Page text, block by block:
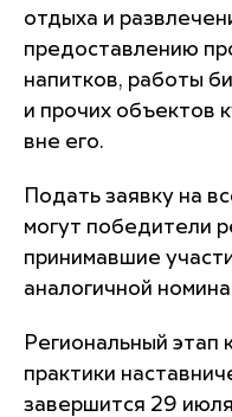
отдыха и
предоставлению
напитков, работы
и прочих объектов
вне его.
Подать заявку на
могут победители
принимавшие
аналогичной
Региональный этап
практики
завершится 29